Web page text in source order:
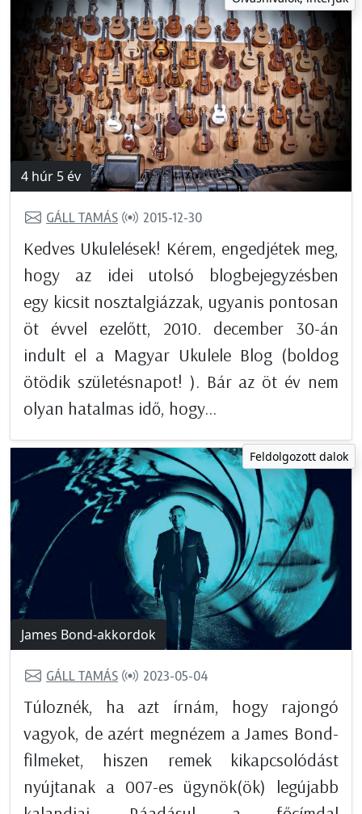
4 húr 5 év
GÁLL TAMÁS 2015-12-30
Kedves Ukulelések! Kérem, engedjétek meg,
hogy az idei utolsó blogbejegyzésben
egy kicsit nosztalgiázzak, ugyanis pontosan
öt évvel ezelőtt, 2010. december 30-án
indult el a Magyar Ukulele Blog (boldog
ötödik születésnapot! ). Bár az öt év nem
olyan hatalmas idő, hogy...
Feldolgozott dalok
James Bond-akkordok
GÁLL TAMÁS 2023-05-04
Túloznék, ha azt írnám, hogy rajongó
vagyok, de azért megnézem a James Bond-
filmeket, hiszen remek kikapcsolódást
nyújtanak a 007-es ügynök(ök) legújabb